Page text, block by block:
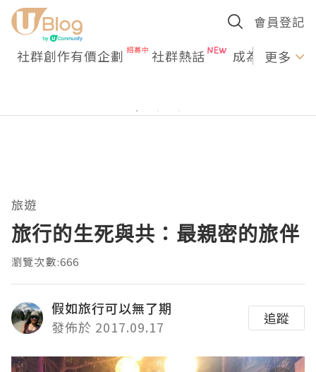
會員登記
社群創作有價企劃 社群熱話 成為U更多
旅遊
旅行的生死與共：最親密的旅伴
瀏覽次數:666
假如旅行可以無了期
發佈於 2017.09.17
追蹤